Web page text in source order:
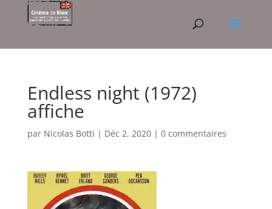
Endless night (1972)
affiche
par Nicolas Botti | Déc 2, 2020| 0 commentaires